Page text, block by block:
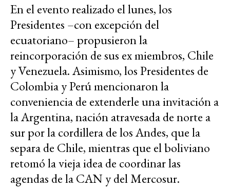
En el evento realizado el lunes, los
Presidentes –con excepción del
ecuatoriano– propusieron la
reincorporación de sus ex miembros, Chile
y Venezuela. Asimismo, los Presidentes de
Colombia y Perú mencionaron la
conveniencia de extenderle una invitación a
la Argentina, nación atravesada de norte a
sur por la cordillera de los Andes, que la
separa de Chile, mientras que el boliviano
retomó la vieja idea de coordinar las
agendas de la CAN y del Mercosur.